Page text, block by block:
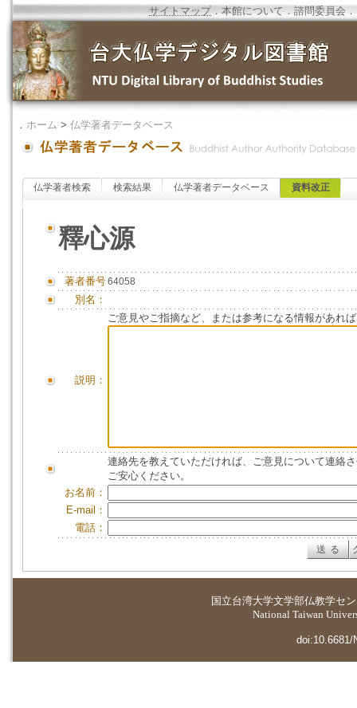
サイトマップ．本館について ．諮問委員会 ．
． ホーム > 仏学著者データベース
仏学著者検索 検索結果 仏学著者データベース 資料改正
釋心源
著者番号64058
別名：
説明：
ご意見やご指摘など、または参考になる情報があれ
連絡先を教えていただければ、ご意見について連絡
ご安心ください。
お名前：
E-mail：
電話：
国立台湾大学文学部仏教学セ
National Taiwan
doi:10.6681/